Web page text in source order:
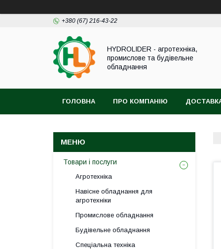
+380 (67) 216-43-22
HYDROLIDER - агротехніка,
промислове та будівельне
обладнання
ГОЛОВНА ПРО КОМПАНІЮ
Товари і послуги
Агротехніка
Навісне обладнання для
агротехніки
Промислове обладнання
Будівельне обладнання
Спеціальна техніка